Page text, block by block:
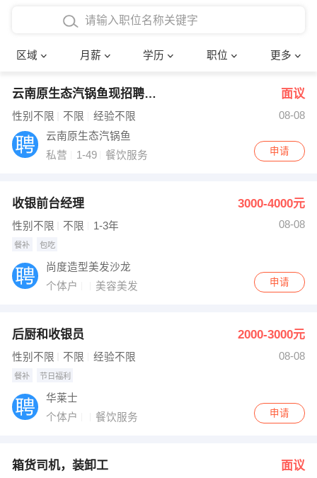
区域 月薪 学历 职位 更多
4000-5000元
8000-12000元
12000-20000元
博士
文员
财务会计
网络IT 保健按摩
快递员
收银员
出纳 保险
编辑
保洁
其他职位
确定
云南原生态汽锅鱼现招聘各岗位员工 面议
性别不限 不限 经验不限
08-08
云南原生态汽锅鱼
私营
1-49 餐饮服务 申请
收银前台经理 3000-4000元
性别不限 不限 1-3年 08-08
餐补 包吃
尚度造型美发沙龙
个体户
美容美发 申请
后厨和收银员 2000-3000元
性别不限 不限 经验不限 08-08
餐补 节日福利
华莱士
个体户
餐饮服务 申请
箱货司机，装卸工 面议